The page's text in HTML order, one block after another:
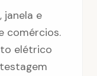
janela e
comércios.
elétrico